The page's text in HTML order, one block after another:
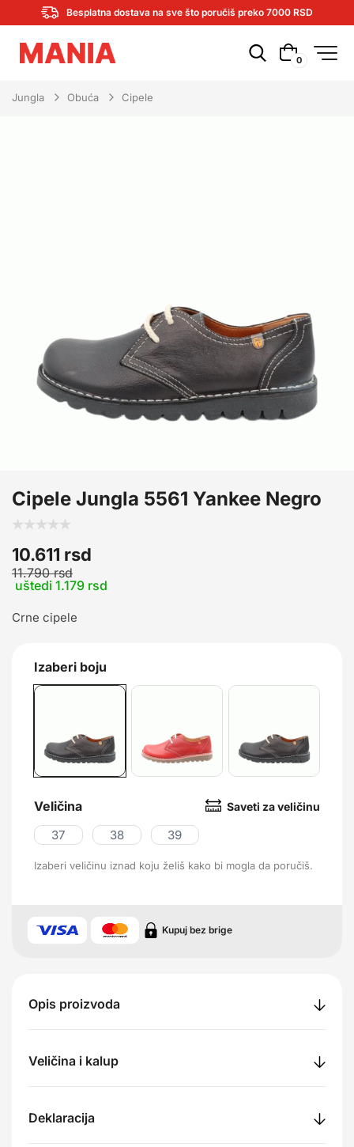
Besplatna dostava na sve što poručiš preko 7000 RSD
0
Jungla Obuća Cipele
Cipele Jungla 5561 Yankee Negro
10.611 rsd
11.790rsd
uštedi 1.179 rsd
Crne cipele
Izaberi boju
Veličina Saveti za veličinu
37 38 39
Izaberi veličinu iznad koju želiš kako bi mogla da poručiš.
Kupuj bez brige
Opis proizvoda
Veličina i kalup
Deklaracija